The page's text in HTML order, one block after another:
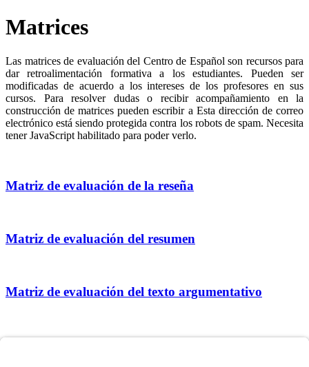
Matrices
Las matrices de evaluación del Centro de Español son recursos para
dar retroalimentación formativa a los estudiantes. Pueden ser
modificadas de acuerdo a los intereses de los profesores en sus
cursos. Para resolver dudas o recibir acompañamiento en la
construcción de matrices pueden escribir a Esta dirección de correo
electrónico está siendo protegida contra los robots de spam. Necesita
tener JavaScript habilitado para poder verlo.
Matriz de evaluación de la reseña
Matriz de evaluación del resumen
Matriz de evaluación del texto argumentativo